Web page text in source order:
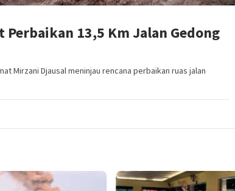
Perbaikan 13,5 Km Jalan Gedong
Mirzani Djausal meninjau rencana perbaikan ruas jalan